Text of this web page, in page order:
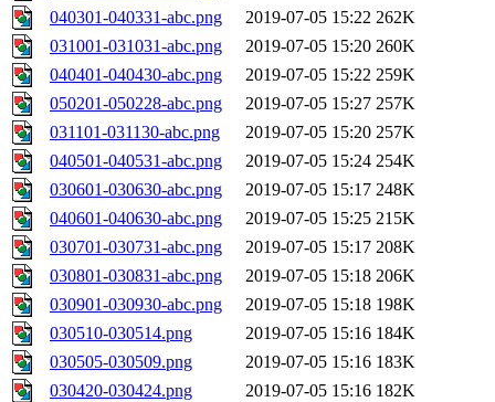
040301-040331-abc.png
2019-07-05 15:22 262K
031001-031031-abc.png
2019-07-05 15:20 260K
040401-040430-abc.png
2019-07-05 15:22 259K
050201-050228-abc.png
2019-07-05 15:27 257K
031101-031130-abc.png
2019-07-05 15:20 257K
040501-040531-abc.png
2019-07-05 15:24 254K
030601-030630-abc.png
2019-07-05 15:17 248K
040601-040630-abc.png
2019-07-05 15:25 215K
030701-030731-abc.png
2019-07-05 15:17 208K
030801-030831-abc.png
2019-07-05 15:18 206K
030901-030930-abc.png
2019-07-05 15:18 198K
030510-030514.png
2019-07-05 15:16 184K
030505-030509.png
2019-07-05 15:16 183K
030420-030424.png
2019-07-05 15:16 182K